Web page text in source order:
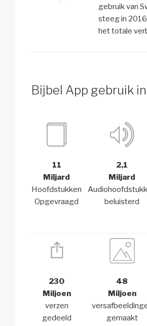
gebruik van
steeg in
het totale
Bijbel App gebruik
11
Miljard
Hoofdstukken
Opgevraagd
2,1
Miljard
beluisterd
230
Miljoen
verzen
gedeeld
48
Miljoen
gemaakt